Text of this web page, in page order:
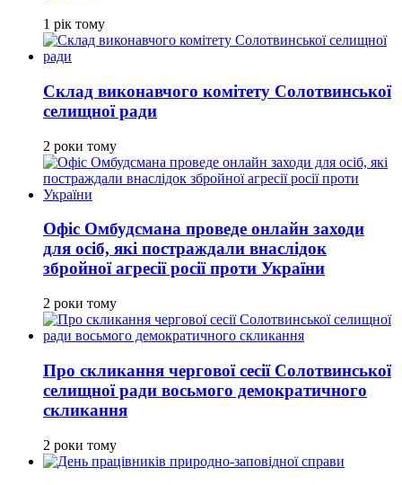
1 рік тому
Склад виконавчого комітету Солотвинської
селищної ради
2 роки тому
Офіс Омбудсмана проведе онлайн заходи
для осіб, які постраждали внаслідок
збройної агресії росії проти України
2 роки тому
Про скликання чергової сесії Солотвинської
селищної ради восьмого демократичного
скликання
2 роки тому